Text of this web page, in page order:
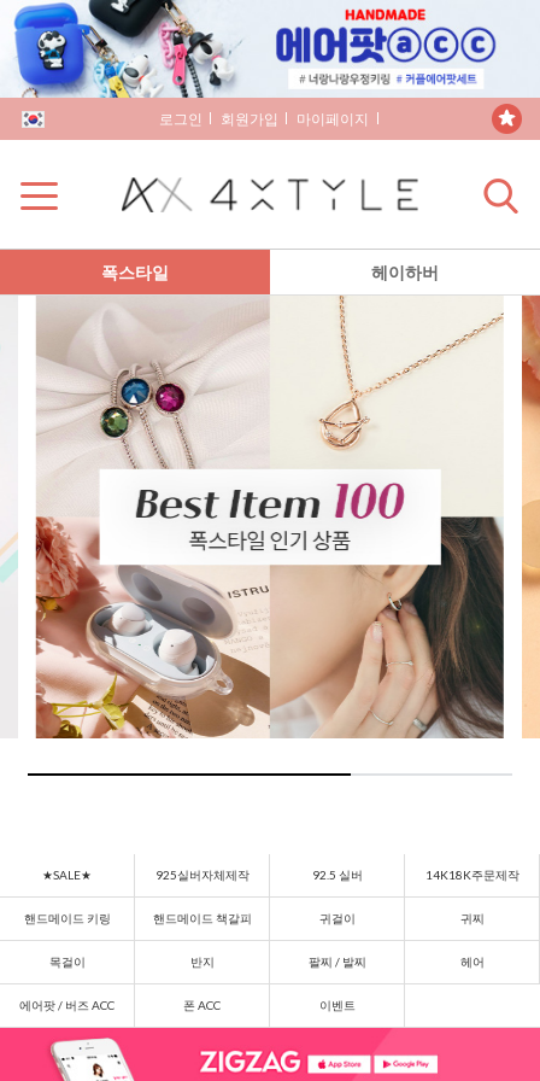
로그인 회원가입 마이페이지
폭스타일 헤이하버
★SALE★ 925실버자체제작 92.5 실버 14K18K주문제작
핸드메이드 키링 핸드메이드 책갈피 귀걸이 귀찌
목걸이 반지 팔찌 / 발찌 헤어
에어팟 / 버즈 ACC 폰 ACC 이벤트